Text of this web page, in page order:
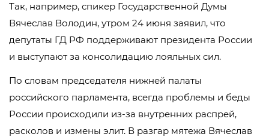
Так, например, спикер Государственной Думы
Вячеслав Володин, утром 24 июня заявил, что
депутаты ГД РФ поддерживают президента России
и выступают за консолидацию лояльных сил.
По словам председателя нижней палаты
российского парламента, всегда проблемы и беды
России происходили из-за внутренних распрей,
расколов и измены элит. В разгар мятежа Вячеслав